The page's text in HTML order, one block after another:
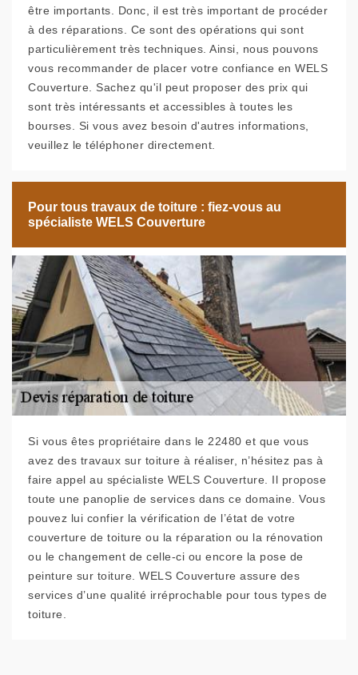
être importants. Donc, il est très important de procéder
à des réparations. Ce sont des opérations qui sont
particulièrement très techniques. Ainsi, nous pouvons
vous recommander de placer votre confiance en WELS
Couverture. Sachez qu'il peut proposer des prix qui
sont très intéressants et accessibles à toutes les
bourses. Si vous avez besoin d'autres informations,
veuillez le téléphoner directement.
Pour tous travaux de toiture : fiez-vous au
spécialiste WELS Couverture
Si vous êtes propriétaire dans le 22480 et que vous
avez des travaux sur toiture à réaliser, n’hésitez pas à
faire appel au spécialiste WELS Couverture. Il propose
toute une panoplie de services dans ce domaine. Vous
pouvez lui confier la vérification de l’état de votre
couverture de toiture ou la réparation ou la rénovation
ou le changement de celle-ci ou encore la pose de
peinture sur toiture. WELS Couverture assure des
services d’une qualité irréprochable pour tous types de
toiture.